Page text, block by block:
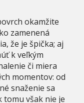
okamžite
zamenená
že je špička; aj
k veľkým
či miera
momentov: od
snaženie sa
tomu však nie je